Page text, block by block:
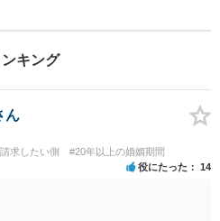
可能【メール相談／
キング
ん
求したい側 #20年以上の婚姻期間
役にたった 14